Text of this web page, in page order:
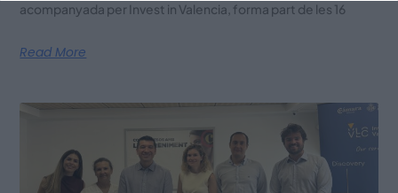
acompanyada per Invest in Valencia, forma part de les 16
Read More